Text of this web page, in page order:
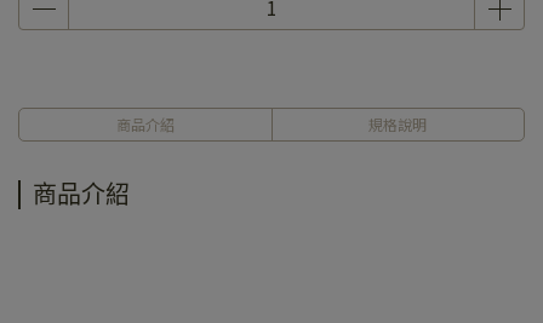
商品介紹 規格說明
商品介紹